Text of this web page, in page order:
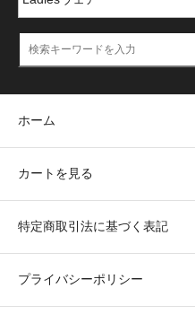
ホーム
カートを見る
特定商取引法に基づく表記
プライバシーポリシー